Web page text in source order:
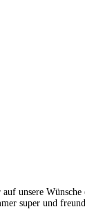
unsere
super und